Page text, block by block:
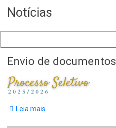
Notícias
Envio de documentos
Body
Leia mais